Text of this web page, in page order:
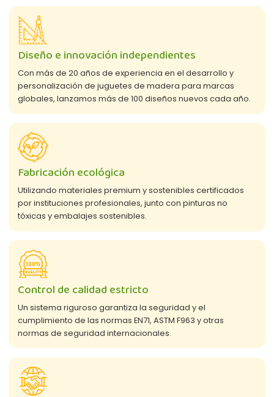
Diseño e innovación independientes
Con más de 20 años de experiencia en el desarrollo y
personalización de juguetes de madera para marcas
globales, lanzamos más de 100 diseños nuevos cada año.
Fabricación ecológica
Utilizando materiales premium y sostenibles certificados
por instituciones profesionales, junto con pinturas no
tóxicas y embalajes sostenibles.
Control de calidad estricto
Un sistema riguroso garantiza la seguridad y el
cumplimiento de las normas EN71, ASTM F963 y otras
normas de seguridad internacionales.